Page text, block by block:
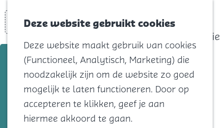
Deze website gebruikt cookies
Deze website maakt gebruik van cookies
(Functioneel, Analytisch, Marketing) die
noodzakelijk zijn om de website zo goed
mogelijk te laten functioneren. Door op
accepteren te klikken, geef je aan
hiermee akkoord te gaan.
Menu
Zoeken
Watersport
Eilandhistorie
Voor kids
Naar het
strand
Natuur
Cultuur en
Oude-Tonge
Voeg toe als favorietVoeg toe als
Ooltgensplaat is een gezellig dorp met een